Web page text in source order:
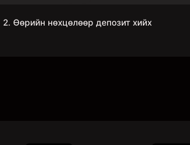
2. Өөрийн нөхцөлөөр депозит хийх